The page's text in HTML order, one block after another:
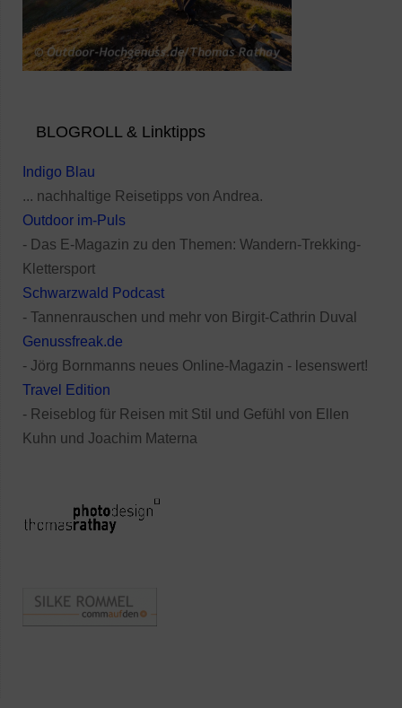
BLOGROLL & Linktipps
Indigo Blau
... nachhaltige Reisetipps von Andrea.
Outdoor im-Puls
- Das E-Magazin zu den Themen: Wandern-Trekking-
Klettersport
Schwarzwald Podcast
- Tannenrauschen und mehr von Birgit-Cathrin Duval
Genussfreak.de
- Jörg Bornmanns neues Online-Magazin - lesenswert!
Travel Edition
- Reiseblog für Reisen mit Stil und Gefühl von Ellen
Kuhn und Joachim Materna